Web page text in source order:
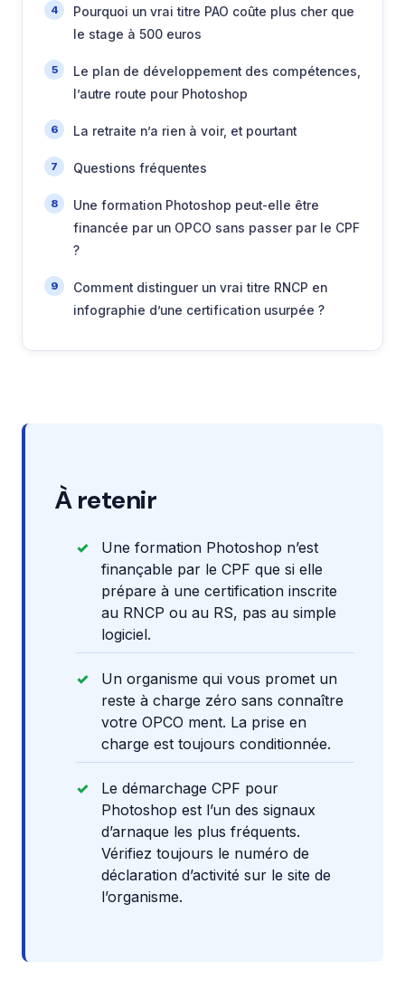
Pourquoi un vrai titre PAO coûte plus cher que
le stage à 500 euros
Le plan de développement des compétences,
l’autre route pour Photoshop
La retraite n’a rien à voir, et pourtant
Questions fréquentes
Une formation Photoshop peut-elle être
financée par un OPCO sans passer par le CPF
?
Comment distinguer un vrai titre RNCP en
infographie d’une certification usurpée ?
À retenir
Une formation Photoshop n’est
finançable par le CPF que si elle
prépare à une certification inscrite
au RNCP ou au RS, pas au simple
logiciel.
Un organisme qui vous promet un
reste à charge zéro sans connaître
votre OPCO ment. La prise en
charge est toujours conditionnée.
Le démarchage CPF pour
Photoshop est l’un des signaux
d’arnaque les plus fréquents.
Vérifiez toujours le numéro de
déclaration d’activité sur le site de
l’organisme.